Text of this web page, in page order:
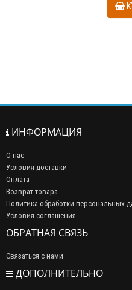
ИНФОРМАЦИЯ
О нас
Условия доставки
Оплата
Возврат товара
Политика обработки персональных
Условия соглашения
ОБРАТНАЯ СВЯЗЬ
Связаться с нами
ДОПОЛНИТЕЛЬНО